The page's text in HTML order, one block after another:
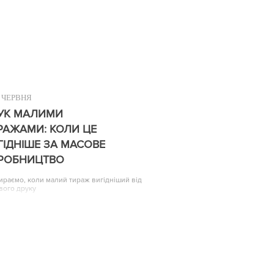
ЧЕРВНЯ
МАЛИМИ
КОЛИ ЦЕ
ЗА МАСОВЕ
коли малий тираж вигідніший від
друку